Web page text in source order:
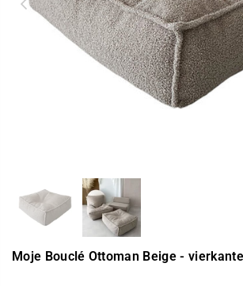
Moje Bouclé Ottoman Beige -